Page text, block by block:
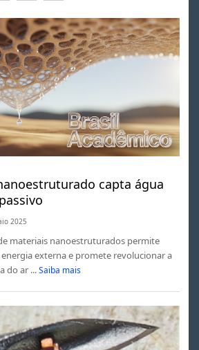
capta água
2025
materiais nanoestruturados permite
externa e promete revolucionar a
do ar ... Saiba mais